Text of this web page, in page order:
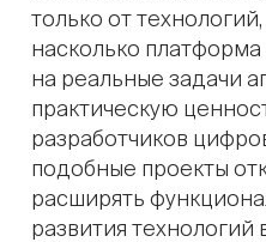
только от
насколько
на реальные задачи
практическую
разработчиков
подобные проекты
расширять
развития